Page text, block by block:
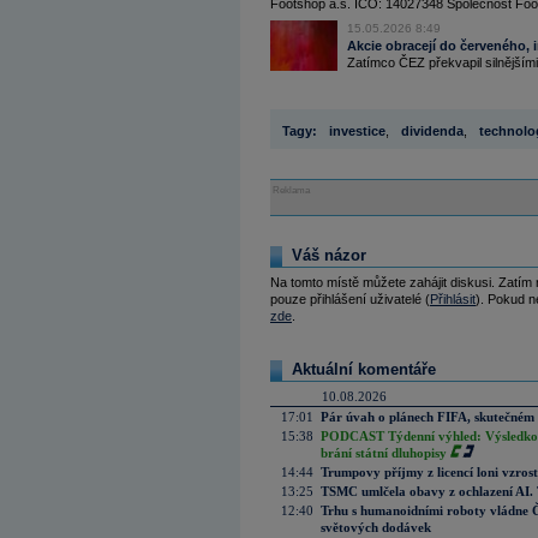
Footshop a.s. IČO: 14027348 Společnost
15.05.2026 8:49
Akcie obracejí do červeného,
Zatímco ČEZ překvapil
Tagy: investice dividenda
Reklama
Váš názor
Na tomto místě můžete zahájit diskusi.
pouze přihlášení uživatelé (Přihlásit). Pokud
zde
Aktuální komentáře
10.08.2026
17:01
Pár úvah o plánech FIFA,
15:38 PODCAST Týdenní výhled:
brání státní dluhopisy
14:44 Trumpovy příjmy z licencí loni
13:25 TSMC umlčela obavy z ochlazení
12:40 Trhu s humanoidními roboty vládne
světových dodávek